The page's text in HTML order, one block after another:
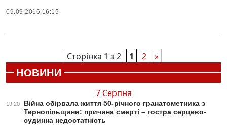
09.09.2016 16:15
Сторінка 1 з 2 1 2
»
НОВИНИ
7 Серпня
19:20
Війна обірвала життя 50-річного гранатометника з
Тернопільщини: причина смерті – гостра серцево-
судинна недостатність